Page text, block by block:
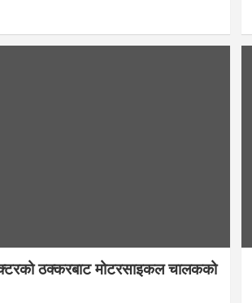
ठक्करबाट मोटरसाइकल चालकको